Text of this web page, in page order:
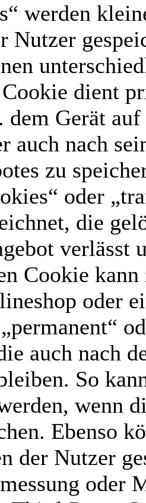
werden
Nutzer
dient
dem Gerät
auch nach
zu
oder
die
verlässt
Cookie
oder
auch nach
So
wenn
Ebenso
der Nutzer
oder